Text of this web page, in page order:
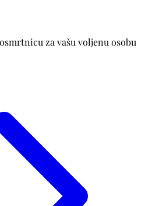
za vašu voljenu osobu